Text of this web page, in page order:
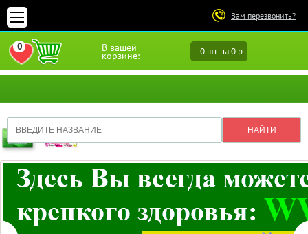
Вам перезвонить?
В вашей
корзине: 0 шт. на 0 р.
0
ПЕРЕЙТИ В ИЗБРАННОЕ